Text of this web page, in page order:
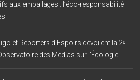
aux emballages : l’éco-responsabilité
et Reporters d’Espoirs dévoilent la 2ᵉ
des Médias sur l’Écologie